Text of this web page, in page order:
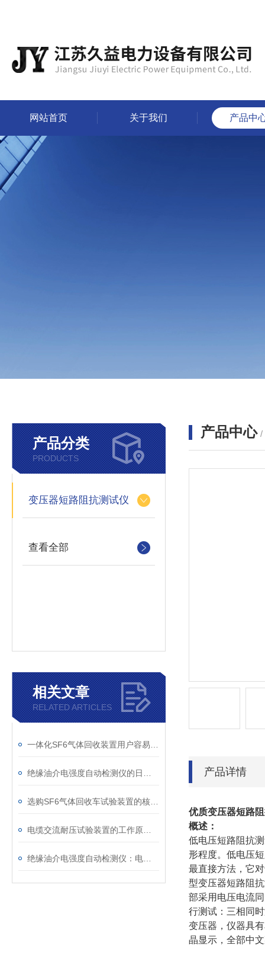
网站首页 关于我们 产品中
产品分类
PRODUCTS
变压器短路阻抗测试仪
查看全部
相关文章
RELATED ARTICLES
产品中心 /
产品详情
优质变压器短路
概述：
低电压短路阻抗
形程度。低电压
最直接方法，它
型变压器短路阻
部采用电压电流
行测试：三相同
变压器，仪器具
晶显示，全部中